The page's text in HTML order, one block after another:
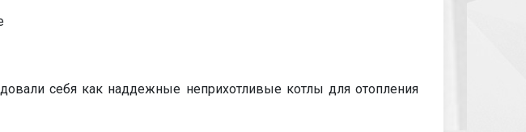
себя как наддежные неприхотливые котлы для отопления